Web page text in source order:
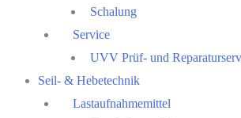
Schalung
Service
UVV Prüf- und
Seil- & Hebetechnik
Lastaufnahmemittel